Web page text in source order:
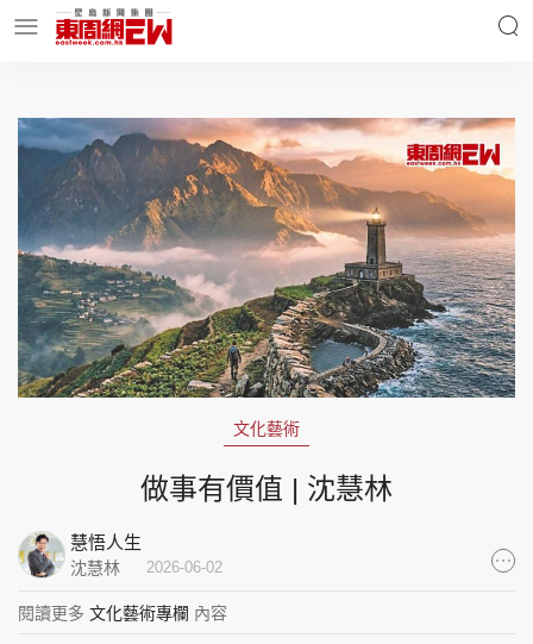
明星名人 時事財經
東周Ladies 優享生活
東周食玩通 會員活動
集團旗下品牌
文化藝術
做事有價值 | 沈慧林
慧悟人生
沈慧林 2026-06-02
閱讀更多 文化藝術專欄 內容